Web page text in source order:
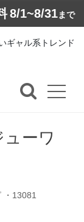
8/1~8/31まで
ーワ